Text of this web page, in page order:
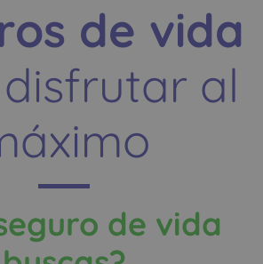
de vida
al
de vida